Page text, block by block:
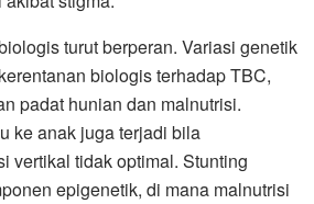
turut berperan. Variasi genetik
biologis terhadap TBC,
padat hunian dan malnutrisi.
ke anak juga terjadi bila
vertikal tidak optimal. Stunting
epigenetik, di mana malnutrisi